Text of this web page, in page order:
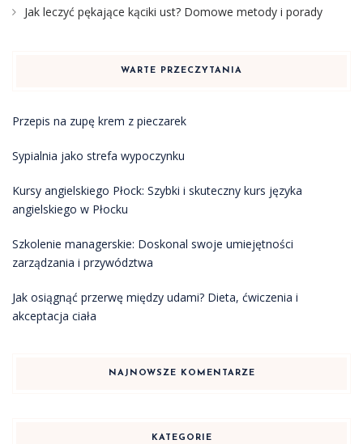
Jak leczyć pękające kąciki ust? Domowe metody i porady
WARTE PRZECZYTANIA
Przepis na zupę krem z pieczarek
Sypialnia jako strefa wypoczynku
Kursy angielskiego Płock: Szybki i skuteczny kurs języka
angielskiego w Płocku
Szkolenie managerskie: Doskonal swoje umiejętności
zarządzania i przywództwa
Jak osiągnąć przerwę między udami? Dieta, ćwiczenia i
akceptacja ciała
NAJNOWSZE KOMENTARZE
KATEGORIE